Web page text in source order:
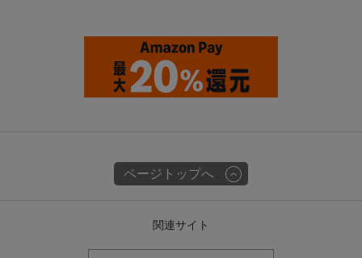
ページトップへ
関連サイト